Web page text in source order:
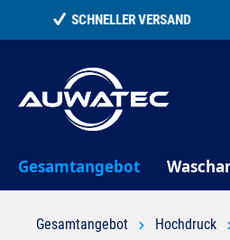
Zur Hauptnavigation
Gesamtangebot
Gesamtangebot Hochdruck